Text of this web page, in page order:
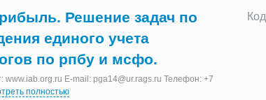
Код
Решение задач по
единого учета
по рпбу и мсфо.
E-mail: pga14@ur.rags.ru Телефон: +7
полностью